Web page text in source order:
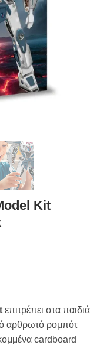
Kit
επιτρέπει στα παιδιά
αρθρωτό ρομπότ
cardboard